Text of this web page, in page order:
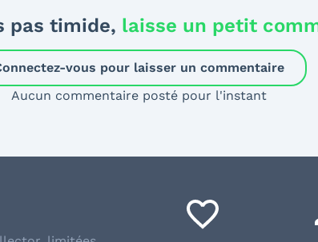
pas timide, laisse un petit
vous pour laisser un commentaire
Aucun commentaire posté pour l'instant